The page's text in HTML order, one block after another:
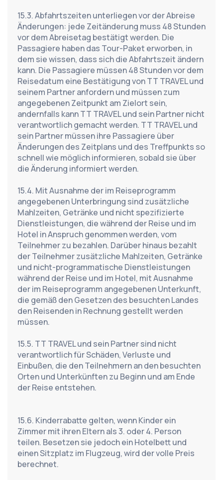
15.3. Abfahrtszeiten unterliegen vor der Abreise
Änderungen: jede Zeitänderung muss 48 Stunden
vor dem Abreisetag bestätigt werden. Die
Passagiere haben das Tour-Paket erworben, in
dem sie wissen, dass sich die Abfahrtszeit ändern
kann. Die Passagiere müssen 48 Stunden vor dem
Reisedatum eine Bestätigung von TT TRAVEL und
seinem Partner anfordern und müssen zum
angegebenen Zeitpunkt am Zielort sein,
andernfalls kann TT TRAVEL und sein Partner nicht
verantwortlich gemacht werden. TT TRAVEL und
sein Partner müssen ihre Passagiere über
Änderungen des Zeitplans und des Treffpunkts so
schnell wie möglich informieren, sobald sie über
die Änderung informiert werden.
15.4. Mit Ausnahme der im Reiseprogramm
angegebenen Unterbringung sind zusätzliche
Mahlzeiten, Getränke und nicht spezifizierte
Dienstleistungen, die während der Reise und im
Hotel in Anspruch genommen werden, vom
Teilnehmer zu bezahlen. Darüber hinaus bezahlt
der Teilnehmer zusätzliche Mahlzeiten, Getränke
und nicht-programmatische Dienstleistungen
während der Reise und im Hotel, mit Ausnahme
der im Reiseprogramm angegebenen Unterkunft,
die gemäß den Gesetzen des besuchten Landes
den Reisenden in Rechnung gestellt werden
müssen.
15.5. TT TRAVEL und sein Partner sind nicht
verantwortlich für Schäden, Verluste und
Einbußen, die den Teilnehmern an den besuchten
Orten und Unterkünften zu Beginn und am Ende
der Reise entstehen.
15.6. Kinderrabatte gelten, wenn Kinder ein
Zimmer mit ihren Eltern als 3. oder 4. Person
teilen. Besetzen sie jedoch ein Hotelbett und
einen Sitzplatz im Flugzeug, wird der volle Preis
berechnet.